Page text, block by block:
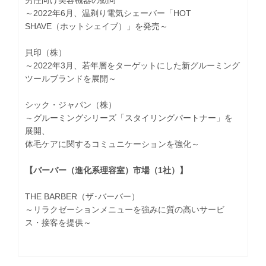
～2022年6月、温剃り電気シェーバー「HOT
SHAVE（ホットシェイブ）」を発売～
貝印（株）
～2022年3月、若年層をターゲットにした新グルーミング
ツールブランドを展開～
シック・ジャパン（株）
～グルーミングシリーズ「スタイリングパートナー」を
展開、
体毛ケアに関するコミュニケーションを強化～
【バーバー（進化系理容室）市場（1社）】
THE BARBER（ザ･バーバー）
～リラクゼーションメニューを強みに質の高いサービ
ス・接客を提供～